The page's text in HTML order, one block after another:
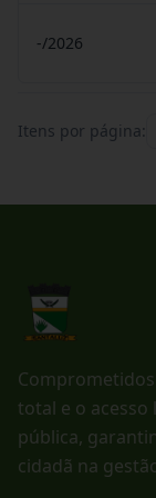
-/2026
Itens por página:
total e o
pública,
cidadã na